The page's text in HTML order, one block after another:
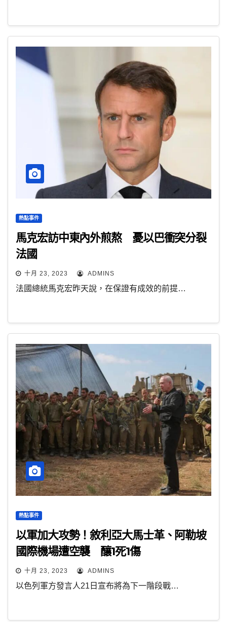
熱點事件
馬克宏訪中東內外煎熬 憂以巴衝突分裂
法國
十月 23, 2023 ADMINS
法國總統馬克宏昨天說，在保證有成效的前提…
熱點事件
以軍加大攻勢！敘利亞大馬士革、阿勒坡
國際機場遭空襲 釀1死1傷
十月 23, 2023 ADMINS
以色列軍方發言人21日宣布將為下一階段戰…